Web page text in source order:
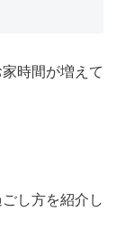
時間が増えて
し方を紹介し